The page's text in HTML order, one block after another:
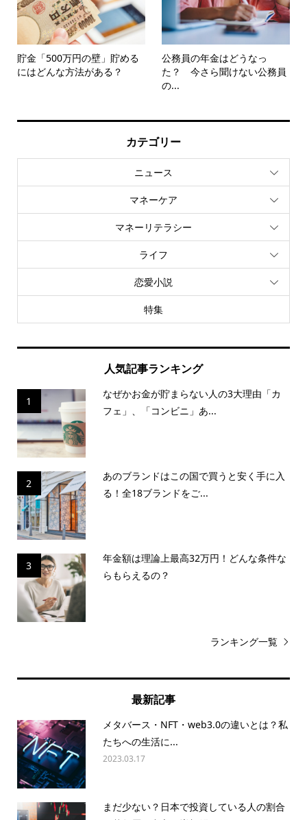
貯金「500万円の壁」貯める
にはどんな方法がある？
公務員の年金はどうなっ
た？ 今さら聞けない公務員
の...
カテゴリー
ニュース
マネーケア
マネーリテラシー
ライフ
恋愛小説
特集
人気記事ランキング
1
なぜかお金が貯まらない人の3大理由「カ
フェ」、「コンビニ」あ...
2
あのブランドはこの国で買うと安く手に入
る！全18ブランドをご...
3
年金額は理論上最高32万円！どんな条件な
らもらえるの？
ランキング一覧
最新記事
メタバース・NFT・web3.0の違いとは？私
たちへの生活に...
2023.03.17
まだ少ない？日本で投資している人の割合